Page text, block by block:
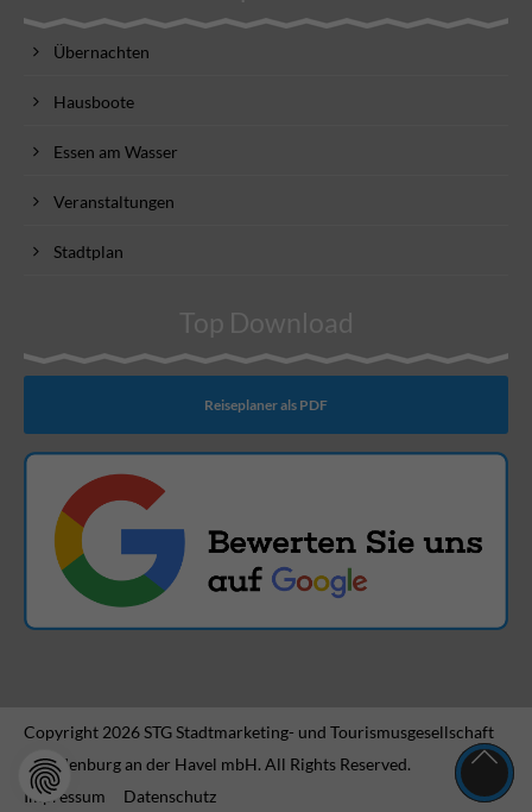
Übernachten
Hausboote
Essen am Wasser
Veranstaltungen
Stadtplan
Top Download
Reiseplaner als PDF
Copyright 2026 STG Stadtmarketing- und Tourismusgesellschaft
Brandenburg an der Havel mbH. All Rights Reserved.
Impressum
Datenschutz